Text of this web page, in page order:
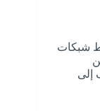
شبكات
إلى